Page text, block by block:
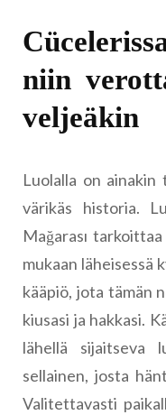
niin
veljeäkin
Luolalla on ainakin
värikäs historia.
Mağarası
mukaan läheisessä
kääpiö, jota tämän
kiusasi ja hakkasi.
lähellä sijaitseva
sellainen, josta
Valitettavasti